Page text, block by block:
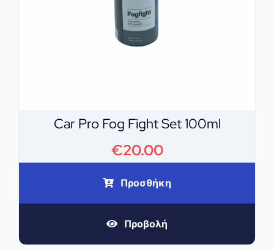
Car Pro Fog Fight Set 100ml
€20.00
Προσθήκη
Προβολή